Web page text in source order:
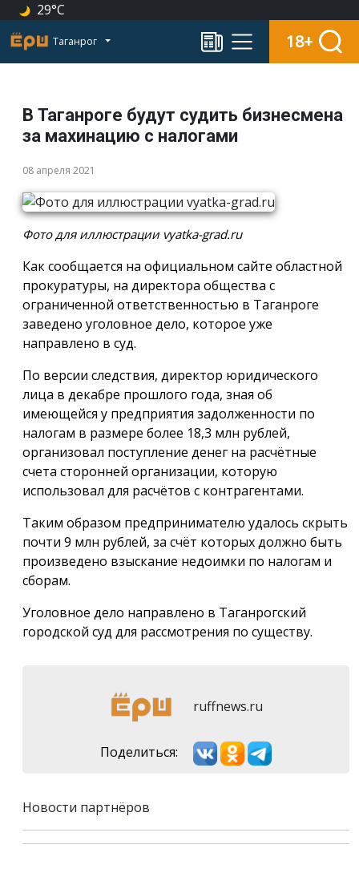
29°C
Таганрог 18+
В Таганроге будут судить бизнесмена
за махинацию с налогами
08 апреля 2021
Фото для иллюстрации vyatka-grad.ru
Как сообщается на официальном сайте областной
прокуратуры, на директора общества с
ограниченной ответственностью в Таганроге
заведено уголовное дело, которое уже
направлено в суд.
По версии следствия, директор юридического
лица в декабре прошлого года, зная об
имеющейся у предприятия задолженности по
налогам в размере более 18,3 млн рублей,
организовал поступление денег на расчётные
счета сторонней организации, которую
использовал для расчётов с контрагентами.
Таким образом предпринимателю удалось скрыть
почти 9 млн рублей, за счёт которых должно быть
произведено взыскание недоимки по налогам и
сборам.
Уголовное дело направлено в Таганрогский
городской суд для рассмотрения по существу.
ruffnews.ru
Поделиться:
Новости партнёров